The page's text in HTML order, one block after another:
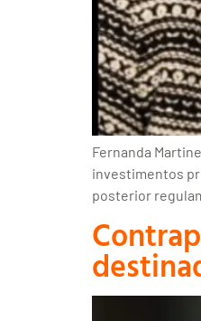
Fernanda
investimentos
posterior